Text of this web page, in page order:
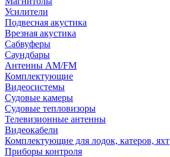
Усилители
Подвесная акустика
Врезная акустика
Сабвуферы
Саундбары
Антенны AM/FM
Комплектующие
Видеосистемы
Судовые камеры
Cудовые тепловизоры
Телевизионные антенны
Видеокабели
Комплектующие для лодок, катеров, яхт
Приборы контроля